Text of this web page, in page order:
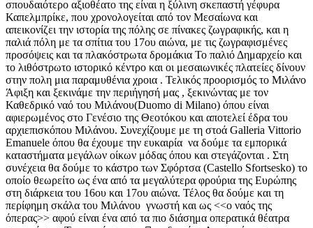
σπουδαιότερο αξιοθέατο της είναι η ξύλινη σκεπαστή γέφυρα
Καπελμπρίκε, που χρονολογείται από τον Μεσαίωνα και
απεικονίζει την ιστορία της πόλης σε πίνακες ζωγραφικής, και η
παλιά πόλη με τα σπίτια του 17ου αιώνα, με τις ζωγραφισμένες
προσόψεις και τα πλακόστρωτα δρομάκια Το παλιό Δημαρχείο και
το λιθόστρωτο ιστορικό κέντρο και οι μεσαιωνικές πλατείες δίνουν
στην πολη μια παραμυθένια χροια . Τελικός προορισμός το Μιλάνο
Άφιξη και ξεκινάμε την περιήγησή μας , ξεκινώντας με τον
Καθεδρικό ναό του Μιλάνου(Duomo di Milano) όπου είναι
αφιερωμένος στο Γενέσιο της Θεοτόκου και αποτελεί έδρα του
αρχιεπισκόπου Μιλάνου. Συνεχίζουμε με τη στοά Galleria Vittorio
Emanuele όπου θα έχουμε την ευκαιρία να δούμε τα εμπορικά
καταστήματα μεγάλων οίκων μόδας όπου και στεγάζονται . Στη
συνέχεια θα δούμε το κάστρο των Σφόρτσα (Castello Sfortsesko) το
οποίο θεωρείτο ως ένα από τα μεγαλύτερα φρούρια της Ευρώπης
στη διάρκεια του 16ου και 17ου αιώνα. Τέλος θα δούμε και τη
περίφημη σκάλα του Μιλάνου γνωστή και ως <<ο ναός της
όπερας>> αφού είναι ένα από τα πιο διάσημα οπερατικά θέατρα